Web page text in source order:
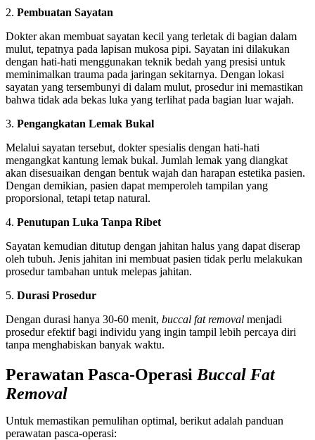
Pembuatan Sayatan
Dokter akan membuat sayatan kecil yang terletak di bagian dalam
mulut, tepatnya pada lapisan mukosa pipi. Sayatan ini dilakukan
dengan hati-hati menggunakan teknik bedah yang presisi untuk
meminimalkan trauma pada jaringan sekitarnya. Dengan lokasi
sayatan yang tersembunyi di dalam mulut, prosedur ini memastikan
bahwa tidak ada bekas luka yang terlihat pada bagian luar wajah.
Pengangkatan Lemak Bukal
Melalui sayatan tersebut, dokter spesialis dengan hati-hati
mengangkat kantung lemak bukal. Jumlah lemak yang diangkat
akan disesuaikan dengan bentuk wajah dan harapan estetika pasien.
Dengan demikian, pasien dapat memperoleh tampilan yang
proporsional, tetapi tetap natural.
Penutupan Luka Tanpa Ribet
Sayatan kemudian ditutup dengan jahitan halus yang dapat diserap
oleh tubuh. Jenis jahitan ini membuat pasien tidak perlu melakukan
prosedur tambahan untuk melepas jahitan.
Durasi Prosedur
Dengan durasi hanya 30-60 menit, buccal fat removal menjadi
prosedur efektif bagi individu yang ingin tampil lebih percaya diri
tanpa menghabiskan banyak waktu.
Perawatan Pasca-Operasi Buccal Fat
Removal
Untuk memastikan pemulihan optimal, berikut adalah panduan
perawatan pasca-operasi: